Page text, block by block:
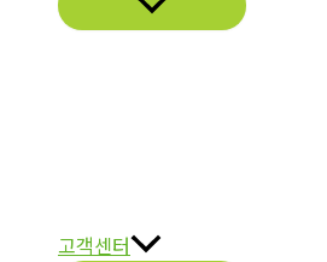
고객센터